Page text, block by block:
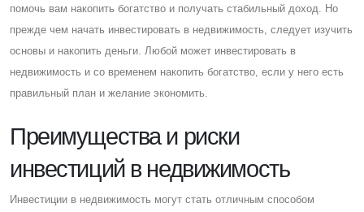
помочь вам накопить богатство и получать стабильный доход. Но
прежде чем начать инвестировать в недвижимость, следует изучить
основы и накопить деньги. Любой может инвестировать в
недвижимость и со временем накопить богатство, если у него есть
правильный план и желание экономить.
Преимущества и риски
инвестиций в недвижимость
Инвестиции в недвижимость могут стать отличным способом